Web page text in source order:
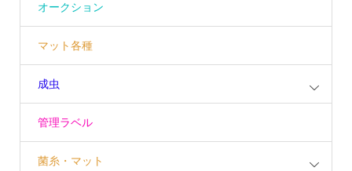
オークション
マット各種
成虫
管理ラベル
菌糸・マット